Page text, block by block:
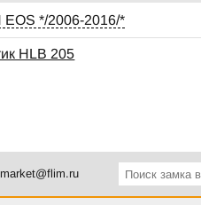
EOS */2006-2016/*
HLB 205
market@flim.ru